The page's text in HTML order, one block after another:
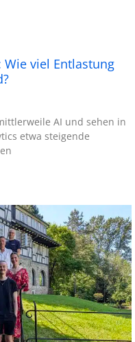
viel Entlastung
AI und sehen in
etwa steigende